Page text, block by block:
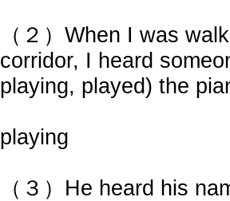
（２）When I was
corridor, I heard
playing, played) the
playing
（３）He heard his